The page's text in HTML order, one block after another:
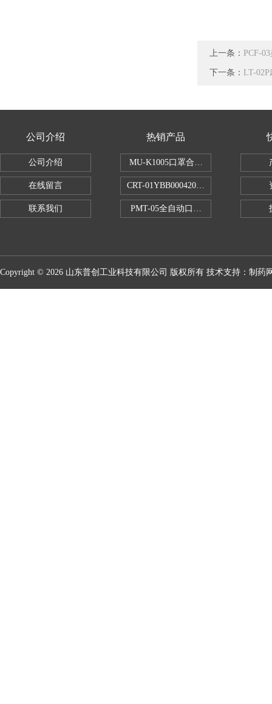
上一条： PCF-
下一条： LT-
公司介绍
公司介绍
在线留言
联系我们
热销产品
MU-K1005口罩合成血液穿透试验仪
CRT-01YBB00042005数显式安瓿瓶圆
PMT-05全自动口红折断力测试仪
Copyright © 2026 山东普创工业科技有限公司 版权所有 技术支持： 制药